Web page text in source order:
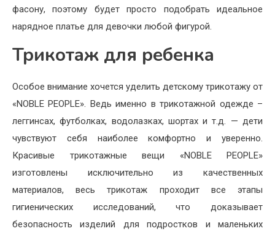
фасону, поэтому будет просто подобрать идеальное
нарядное платье для девочки любой фигурой.
Трикотаж для ребенка
Особое внимание хочется уделить детскому трикотажу от
«NOBLE PEOPLE». Ведь именно в трикотажной одежде –
леггинсах, футболках, водолазках, шортах и т.д. — дети
чувствуют себя наиболее комфортно и уверенно.
Красивые трикотажные вещи «NOBLE PEOPLE»
изготовлены исключительно из качественных
материалов, весь трикотаж проходит все этапы
гигиенических исследований, что доказывает
безопасность изделий для подростков и маленьких